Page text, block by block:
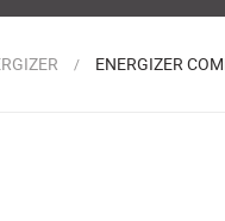
ENERGIZER